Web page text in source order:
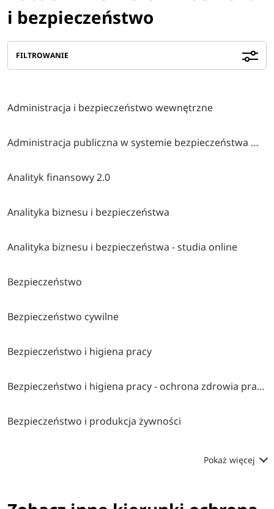
i bezpieczeństwo
FILTROWANIE
Administracja i bezpieczeństwo wewnętrzne
Administracja publiczna w systemie bezpieczeństwa wewnętrznego
Analityk finansowy 2.0
Analityka biznesu i bezpieczeństwa
Analityka biznesu i bezpieczeństwa - studia online
Bezpieczeństwo
Bezpieczeństwo cywilne
Bezpieczeństwo i higiena pracy
Bezpieczeństwo i higiena pracy - ochrona zdrowia pracujących
Bezpieczeństwo i produkcja żywności
Pokaż więcej